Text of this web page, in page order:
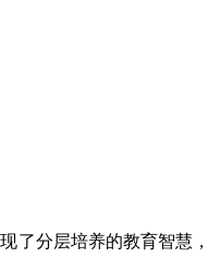
了分层培养的教育智慧，